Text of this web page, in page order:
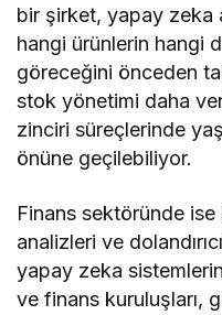
bir şirket, yapay zeka
hangi ürünlerin hangi
göreceğini önceden
stok yönetimi daha
zinciri süreçlerinde
önüne geçilebiliyor.
Finans sektöründe
analizleri ve
yapay zeka
ve finans kuruluşları,